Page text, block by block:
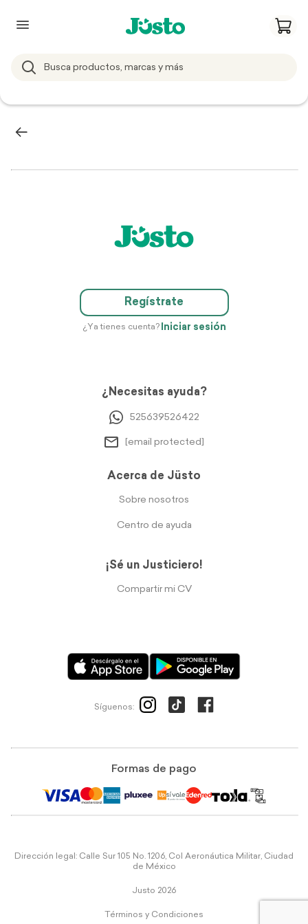
Regístrate
¿Ya tienes cuenta? Iniciar sesión
¿Necesitas ayuda?
525639526422
[email protected]
Acerca de Jüsto
Sobre nosotros
Centro de ayuda
¡Sé un Justiciero!
Compartir mi CV
Síguenos:
Formas de pago
Dirección legal: Calle Sur 105 No. 1206, Col Aeronáutica Militar, Ciudad
de México
Justo 2026
Términos y Condiciones